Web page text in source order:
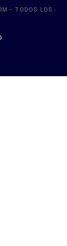
- TODOS LOS